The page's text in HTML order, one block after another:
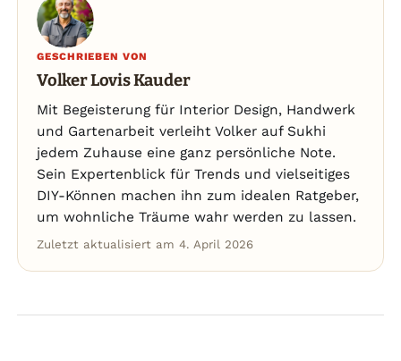
GESCHRIEBEN VON
Volker Lovis Kauder
Mit Begeisterung für Interior Design, Handwerk
und Gartenarbeit verleiht Volker auf Sukhi
jedem Zuhause eine ganz persönliche Note.
Sein Expertenblick für Trends und vielseitiges
DIY-Können machen ihn zum idealen Ratgeber,
um wohnliche Träume wahr werden zu lassen.
Zuletzt aktualisiert am 4. April 2026